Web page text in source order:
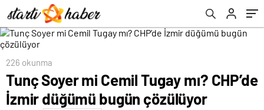
226 okunma
Tunç Soyer mi Cemil Tugay mı? CHP’de
İzmir düğümü bugün çözülüyor